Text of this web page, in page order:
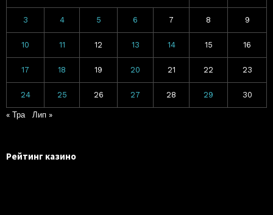
3 4 5 6 7 8 9
10 11 12 13 14 15 16
17 18 19 20 21 22 23
24 25 26 27 28 29 30
« Тра Лип »
Рейтинг казино